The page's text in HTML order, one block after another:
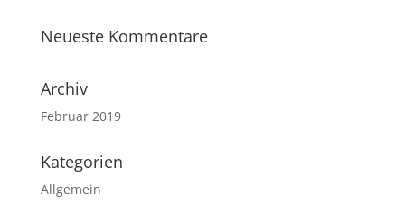
Neueste Kommentare
Archiv
Februar 2019
Kategorien
Allgemein